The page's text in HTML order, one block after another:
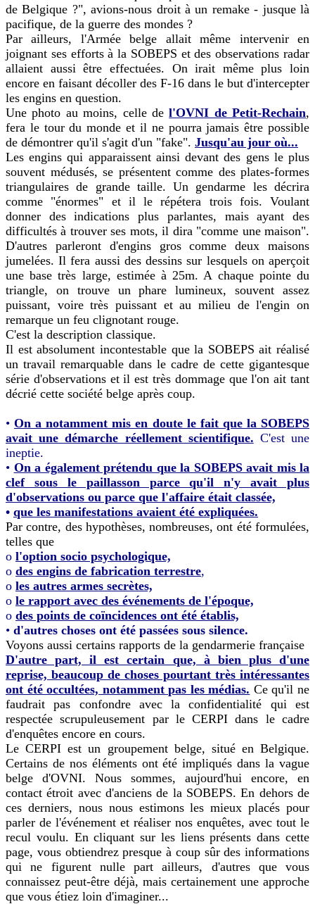
de Belgique ?", avions-nous droit à un remake - jusque là
pacifique, de la guerre des mondes ?
Par ailleurs, l'Armée belge allait même intervenir en
joignant ses efforts à la SOBEPS et des observations radar
allaient aussi être effectuées. On irait même plus loin
encore en faisant décoller des F-16 dans le but d'intercepter
les engins en question.
Une photo au moins, celle del'OVNI de Petit-Rechain,
fera le tour du monde et il ne pourra jamais être possible
de démontrer qu'il s'agit d'un "fake". Jusqu'au jour où...
Les engins qui apparaissent ainsi devant des gens le plus
souvent médusés, se présentent comme des plates-formes
triangulaires de grande taille. Un gendarme les décrira
comme "énormes" et il le répétera trois fois. Voulant
donner des indications plus parlantes, mais ayant des
difficultés à trouver ses mots, il dira "comme une maison".
D'autres parleront d'engins gros comme deux maisons
jumelées. Il fera aussi des dessins sur lesquels on aperçoit
une base très large, estimée à 25m. A chaque pointe du
triangle, on trouve un phare lumineux, souvent assez
puissant, voire très puissant et au milieu de l'engin on
remarque un feu clignotant rouge.
C'est la description classique.
Il est absolument incontestable que la SOBEPS ait réalisé
un travail remarquable dans le cadre de cette gigantesque
série d'observations et il est très dommage que l'on ait tant
décrié cette société belge après coup.
•On a notamment mis en doute le fait que la SOBEPS
avait une démarche réellement scientifique. C'est une
ineptie.
• On a également prétendu que la SOBEPS avait mis la
clef sous le paillasson parce qu'il n'y avait plus
d'observations ou parce que l'affaire était classée,
• que les manifestations avaient été expliquées.
Par contre, des hypothèses, nombreuses, ont été formulées,
telles que
o l'option socio psychologique,
o des engins de fabrication terrestre,
o les autres armes secrètes,
o le rapport avec des événements de l'époque,
o des points de coïncidences ont été établis,
• d'autres choses ont été passées sous silence.
Voyons aussi certains rapports de la gendarmerie française
D'autre part, il est certain que, à bien plus d'une
reprise, beaucoup de choses pourtant très intéressantes
ont été occultées, notamment pas les médias. Ce qu'il ne
faudrait pas confondre avec la confidentialité qui est
respectée scrupuleusement par le CERPI dans le cadre
d'enquêtes encore en cours.
Le CERPI est un groupement belge, situé en Belgique.
Certains de nos éléments ont été impliqués dans la vague
belge d'OVNI. Nous sommes, aujourd'hui encore, en
contact étroit avec d'anciens de la SOBEPS. En dehors de
ces derniers, nous nous estimons les mieux placés pour
parler de l'événement et réaliser nos enquêtes, avec tout le
recul voulu. En cliquant sur les liens présents dans cette
page, vous obtiendrez presque à coup sûr des informations
qui ne figurent nulle part ailleurs, d'autres que vous
connaissez peut-être déjà, mais certainement une approche
que vous étiez loin d'imaginer...